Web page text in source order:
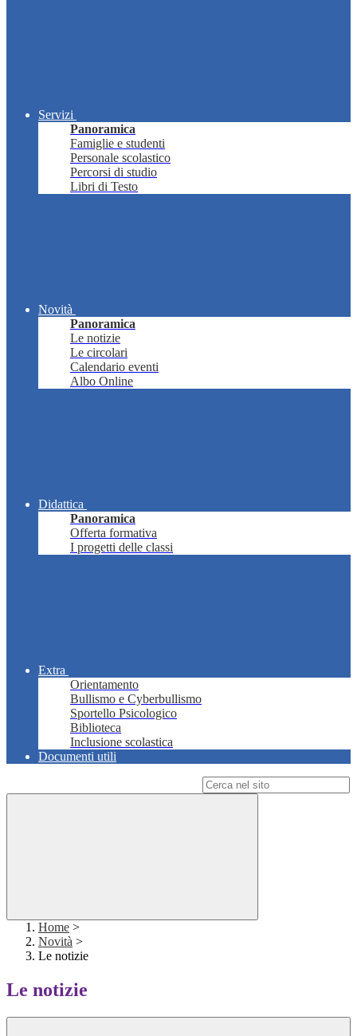
Servizi
Panoramica
Famiglie e studenti
Personale scolastico
Percorsi di studio
Libri di Testo
Novità
Panoramica
Le notizie
Le circolari
Calendario eventi
Albo Online
Didattica
Panoramica
Offerta formativa
I progetti delle classi
Extra
Orientamento
Bullismo e Cyberbullismo
Sportello Psicologico
Biblioteca
Inclusione scolastica
Documenti utili
Home >
Novità >
Le notizie
Le notizie